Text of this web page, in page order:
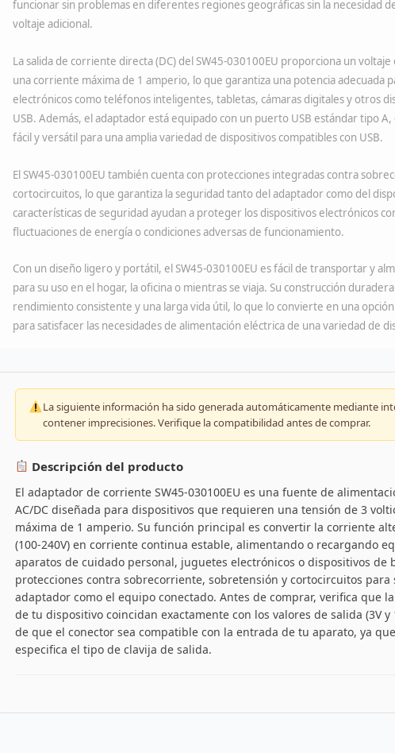
funcionar sin problemas en diferentes regiones geográficas sin la necesidad
voltaje adicional.
La salida de corriente directa (DC) del SW45-030100EU proporciona un
una corriente máxima de 1 amperio, lo que garantiza una potencia adecuada
electrónicos como teléfonos inteligentes, tabletas, cámaras digitales y otros
USB. Además, el adaptador está equipado con un puerto USB estándar tipo
fácil y versátil para una amplia variedad de dispositivos compatibles con USB.
El SW45-030100EU también cuenta con protecciones integradas contra
cortocircuitos, lo que garantiza la seguridad tanto del adaptador como del
características de seguridad ayudan a proteger los dispositivos electrónicos
fluctuaciones de energía o condiciones adversas de funcionamiento.
Con un diseño ligero y portátil, el SW45-030100EU es fácil de transportar y
para su uso en el hogar, la oficina o mientras se viaja. Su construcción
rendimiento consistente y una larga vida útil, lo que lo convierte en una
para satisfacer las necesidades de alimentación eléctrica de una variedad de
La siguiente información ha sido generada automáticamente mediante
contener imprecisiones. Verifique la compatibilidad antes de comprar.
Descripción del producto
El adaptador de corriente SW45-030100EU es una fuente de
AC/DC diseñada para dispositivos que requieren una tensión de 3
máxima de 1 amperio. Su función principal es convertir la corriente
(100-240V) en corriente continua estable, alimentando o recargando
aparatos de cuidado personal, juguetes electrónicos o dispositivos de
protecciones contra sobrecorriente, sobretensión y cortocircuitos
adaptador como el equipo conectado. Antes de comprar, verifica que
de tu dispositivo coincidan exactamente con los valores de salida (3V
de que el conector sea compatible con la entrada de tu aparato, ya
especifica el tipo de clavija de salida.